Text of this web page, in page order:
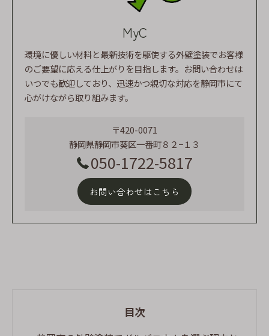
MyC
環境に優しい材料と最新技術を駆使する外壁塗装でお客様
のご要望に応える仕上がりを目指します。お問い合わせは
いつでも歓迎しており、迅速かつ親切な対応を静岡市にて
心がけながら取り組みます。
〒420-0071
静岡県静岡市葵区一番町８２−１３
050-1722-5817
お問い合わせはこちら
目次